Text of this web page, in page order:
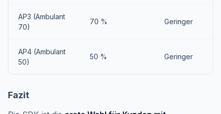
AP3 (Ambulant
70)
70 % Geringer
AP4 (Ambulant
50)
50 % Geringer
Fazit